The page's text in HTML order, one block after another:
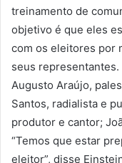
treinamento de
objetivo é que eles
com os eleitores por
seus
Augusto Araújo,
Santos, radialista e
produtor e cantor;
“Temos que estar
eleitor”, disse